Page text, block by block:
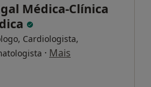
Médica-Clínica
Cardiologista,
· Mais